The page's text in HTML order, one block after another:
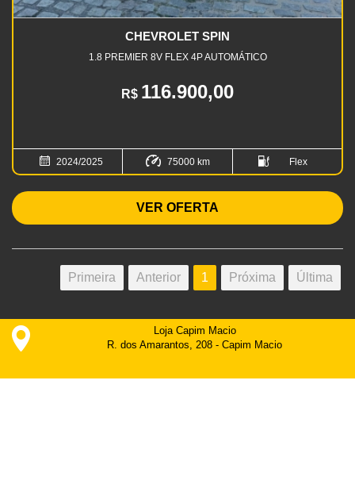
CHEVROLET SPIN
1.8 PREMIER 8V FLEX 4P AUTOMÁTICO
R$ 116.900,00
2024/2025 75000 km Flex
VER OFERTA
Primeira Anterior 1 Próxima Última
Loja Capim Macio
R. dos Amarantos, 208 - Capim Macio